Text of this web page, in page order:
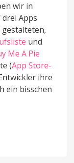
wir in
Apps
und
Me A Pie
(App Store-
ihre
ein bisschen